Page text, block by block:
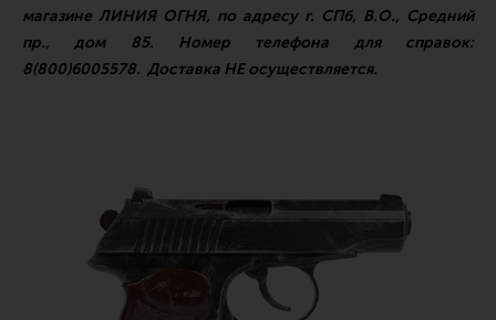
магазине ЛИНИЯ ОГНЯ, по адресу г. СПб, В.О., Средний
пр., дом 85. Номер телефона для справок:
8(800)6005578. Доставка НЕ осуществляется.